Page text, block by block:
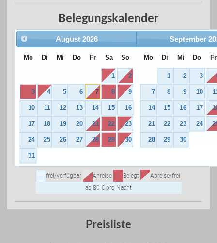
Belegungskalender
August 2026
Mo Di Mi Do Fr Sa So
1 2
3 4 5 6 7 8 9
10 11 12 13 14 15 16
17 18 19 20 21 22 23
24 25 26 27 28 29 30
31
September
Mo Di Mi Do Fr
1 2 3
7 8 9 10
14 15 16 17
21 22 23 24
28 29 30
frei/verfügbar Anreise Belegt
Abreise/frei
ab 80 € pro Nacht
Preisliste